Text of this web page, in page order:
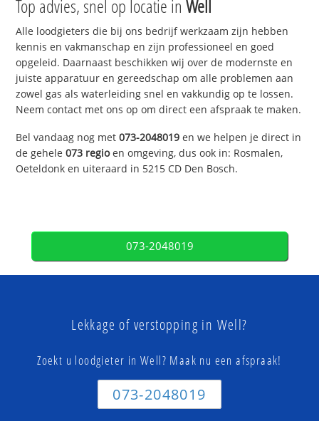
Top advies, snel op locatie inWell
Alle loodgieters die bij ons bedrijf werkzaam zijn hebben
kennis en vakmanschap en zijn professioneel en goed
opgeleid. Daarnaast beschikken wij over de modernste en
juiste apparatuur en gereedschap om alle problemen aan
zowel gas als waterleiding snel en vakkundig op te lossen.
Neem contact met ons op om direct een afspraak te maken.
Bel vandaag nog met073-2048019 en we helpen je direct in
de gehele073 regioen omgeving, dus ook in: Rosmalen,
Oeteldonk en uiteraard in 5215 CD Den Bosch.
073-2048019
Lekkage of verstopping in Well?
Zoekt u loodgieter in Well? Maak nu een afspraak!
073-2048019